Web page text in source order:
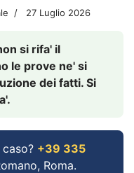
27 Luglio 2026
si rifa' il
le prove ne' si
dei fatti. Si
+39 335
Roma.